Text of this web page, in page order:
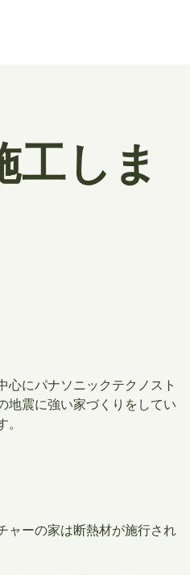
工しま
心にパナソニックテクノスト
地震に強い家づくりをしてい
。
ャーの家は断熱材が施行され